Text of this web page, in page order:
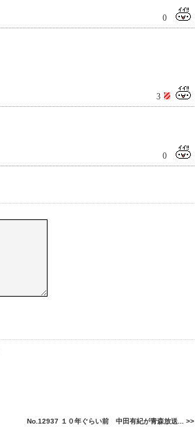
0
3
0
No.12937 １０年ぐらい前 中田有紀が青森放送... >>